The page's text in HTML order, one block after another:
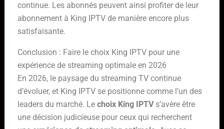
continue. Les abonnés peuvent ainsi profiter de leur
abonnement à King IPTV de manière encore plus
satisfaisante.
Conclusion : Faire le choix King IPTV pour une
expérience de streaming optimale en 2026
En 2026, le paysage du streaming TV continue
d’évoluer, et King IPTV se positionne comme l’un des
leaders du marché. Le choix King IPTVs’avère être
une décision judicieuse pour ceux qui recherchent